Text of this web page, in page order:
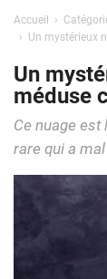
Accueil
Un mystérieux
Un
méduse
Ce nuage
rare qui a